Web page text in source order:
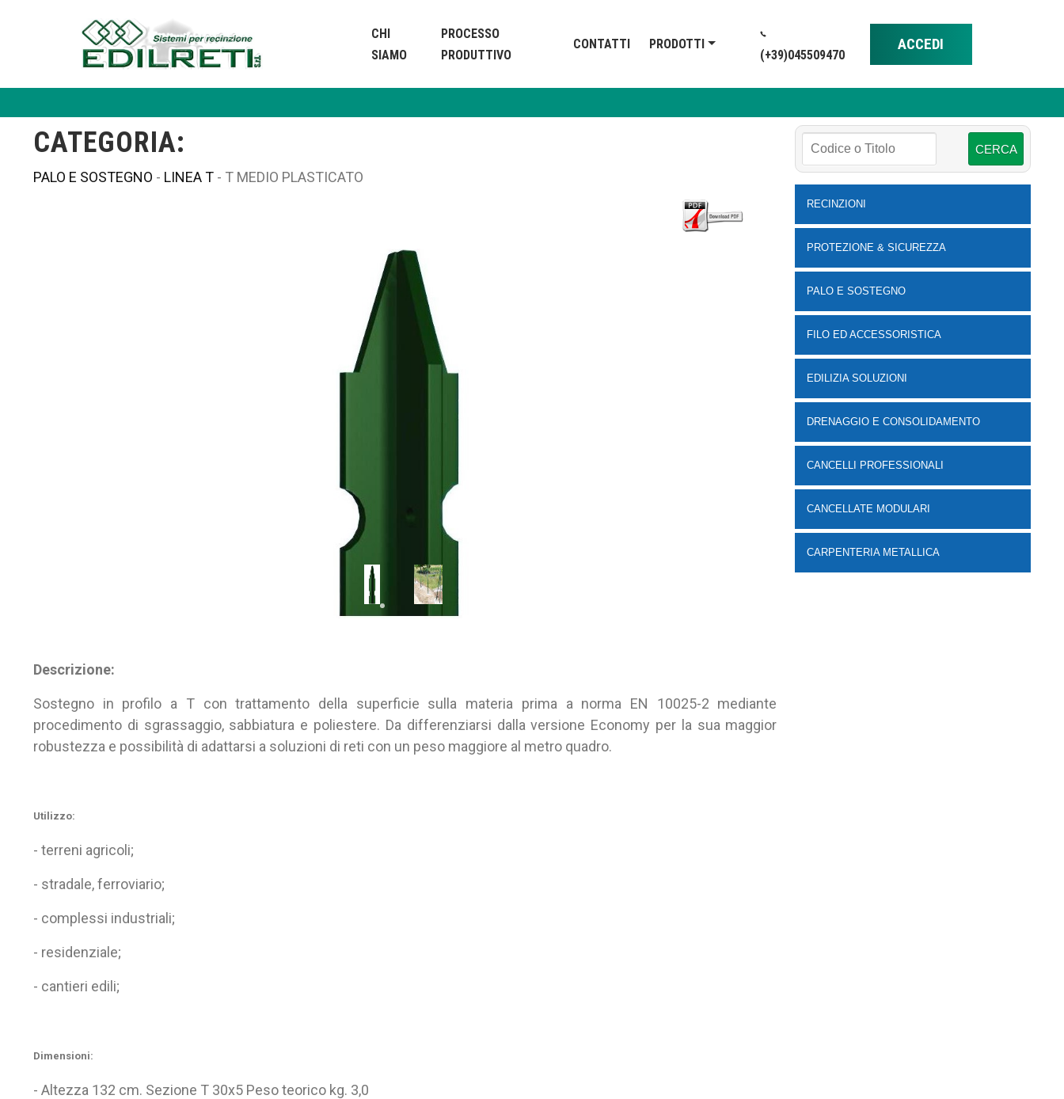
CHI
SIAMO
PROCESSO
PRODUTTIVO
CONTATTI PRODOTTI
(+39)045509470
ACCEDI
CATEGORIA:
PALO E SOSTEGNO - LINEA T - T MEDIO PLASTICATO
Descrizione:
Sostegno in profilo a T con trattamento della superficie sulla materia prima a norma EN 10025-2 mediante
procedimento di sgrassaggio, sabbiatura e poliestere. Da differenziarsi dalla versione Economy per la sua maggior
robustezza e possibilità di adattarsi a soluzioni di reti con un peso maggiore al metro quadro.
Utilizzo:
- terreni agricoli;
- stradale, ferroviario;
- complessi industriali;
- residenziale;
- cantieri edili;
Dimensioni:
- Altezza 132 cm. Sezione T 30x5 Peso teorico kg. 3,0
RECINZIONI
PROTEZIONE & SICUREZZA
PALO E SOSTEGNO
FILO ED ACCESSORISTICA
EDILIZIA SOLUZIONI
DRENAGGIO E CONSOLIDAMENTO
CANCELLI PROFESSIONALI
CANCELLATE MODULARI
CARPENTERIA METALLICA